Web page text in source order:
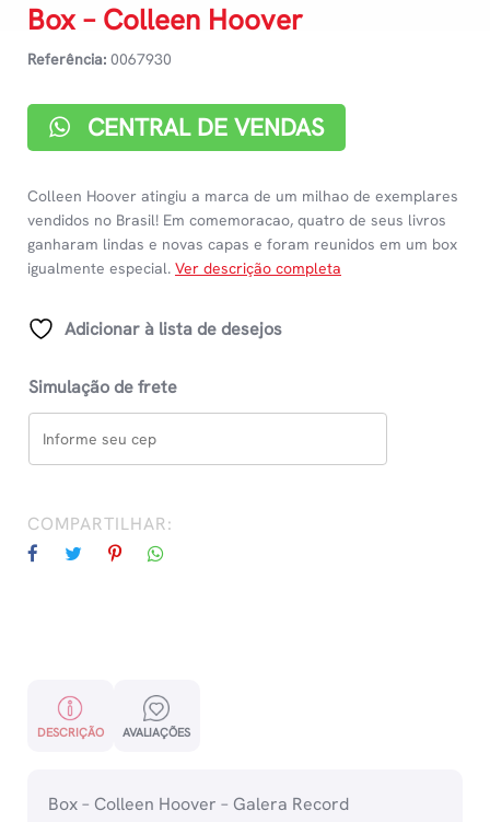
Box – Colleen Hoover
Referência: 0067930
CENTRAL DE VENDAS
Colleen Hoover atingiu a marca de um milhao de exemplares
vendidos no Brasil! Em comemoracao, quatro de seus livros
ganharam lindas e novas capas e foram reunidos em um box
igualmente especial. Ver descrição completa
Adicionar à lista de desejos
Simulação de frete
COMPARTILHAR:
DESCRIÇÃO AVALIAÇÕES
Box – Colleen Hoover – Galera Record